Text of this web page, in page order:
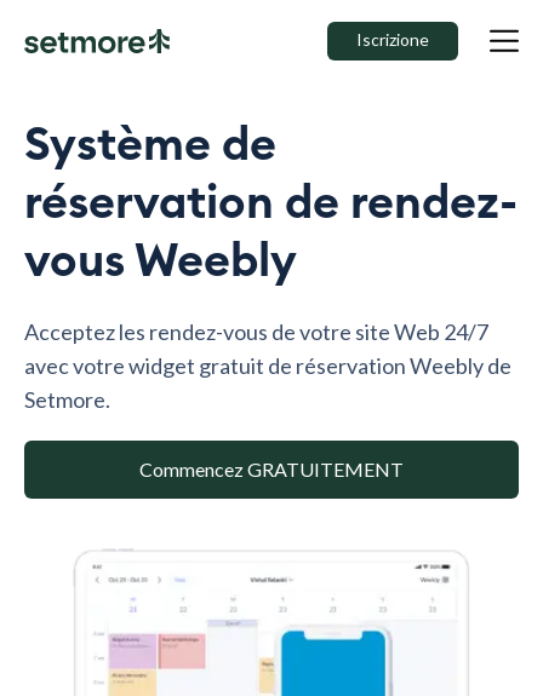
Iscrizione
Système de
réservation de rendez-
vous Weebly
Acceptez les rendez-vous de votre site Web 24/7
avec votre widget gratuit de réservation Weebly de
Setmore.
Commencez GRATUITEMENT